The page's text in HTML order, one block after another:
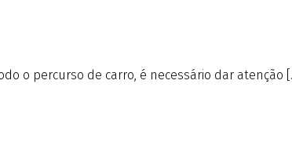
o percurso de carro, é necessário dar atenção